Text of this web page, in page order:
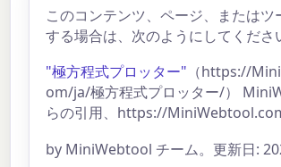
このコンテンツ、ページ、またはツ
する場合は、次のようにしてくださ
"極方程式プロッター" （https://
om/ja/極方程式プロッター/）
らの引用、https://
by MiniWebtool チーム。更新日: